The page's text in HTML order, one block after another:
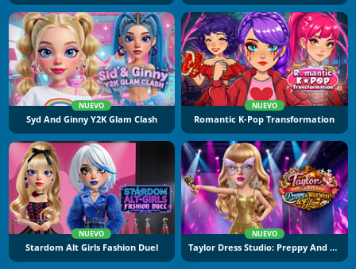
NUEVO
Syd And Ginny Y2K Glam Clash
NUEVO
Romantic K-Pop Transformation
NUEVO
Stardom Alt Girls Fashion Duel
NUEVO
Taylor Dress Studio: Preppy And Wild West Glam